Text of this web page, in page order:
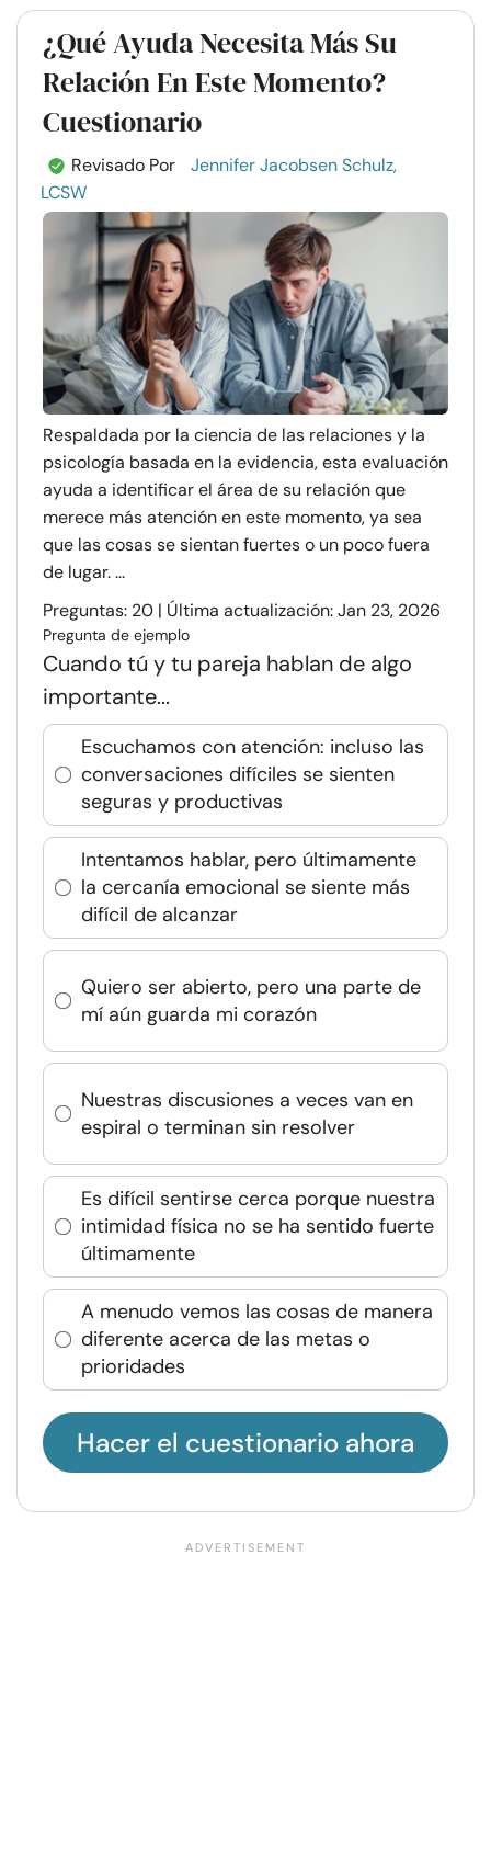
¿Qué Ayuda Necesita Más Su
Relación En Este Momento?
Cuestionario
Revisado Por
Jennifer Jacobsen Schulz,
LCSW
Respaldada por la ciencia de las relaciones y la
psicología basada en la evidencia, esta evaluación
ayuda a identificar el área de su relación que
merece más atención en este momento, ya sea
que las cosas se sientan fuertes o un poco fuera
de lugar. ...
Preguntas: 20 | Última actualización: Jan 23, 2026
Pregunta de ejemplo
Cuando tú y tu pareja hablan de algo
importante...
Escuchamos con atención: incluso las
conversaciones difíciles se sienten
seguras y productivas
Intentamos hablar, pero últimamente
la cercanía emocional se siente más
difícil de alcanzar
Quiero ser abierto, pero una parte de
mí aún guarda mi corazón
Nuestras discusiones a veces van en
espiral o terminan sin resolver
Es difícil sentirse cerca porque nuestra
intimidad física no se ha sentido fuerte
últimamente
A menudo vemos las cosas de manera
diferente acerca de las metas o
prioridades
Hacer el cuestionario ahora